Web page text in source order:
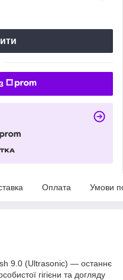
Оплата Умови
9.0 (Ultrasonic) — останнє
гігієни та догляду